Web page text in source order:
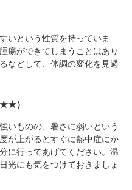
いという性質を持っていま
瘍ができてしまうことはあり
などして、体調の変化を見過
）
いものの、暑さに弱いという
が上がるとすぐに熱中症にか
に行ってあげてください。温
光にも気をつけておきましょ